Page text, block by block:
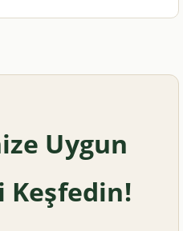
Uygun
Keşfedin!